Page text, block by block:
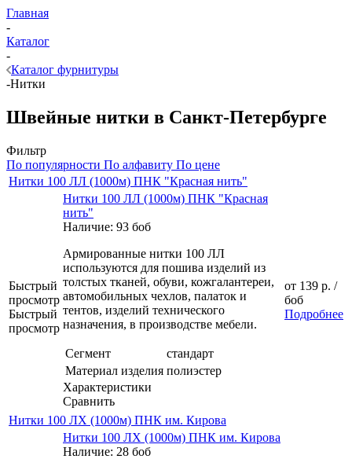
Главная
-
Каталог
-
Каталог фурнитуры
-Нитки
Швейные нитки в Санкт-Петербурге
Фильтр
По популярности По алфавиту По цене
Нитки 100 ЛЛ (1000м) ПНК "Красная нить"
Быстрый
просмотр
Быстрый
просмотр
Нитки 100 ЛЛ (1000м) ПНК "Красная
нить"
Наличие: 93 боб
Армированные нитки 100 ЛЛ
используются для пошива изделий из
толстых тканей, обуви, кожгалантереи,
автомобильных чехлов, палаток и
тентов, изделий технического
назначения, в производстве мебели.
Сегмент
стандарт
Материал изделия полиэстер
Характеристики
Сравнить
от 139 р. /
боб
Подробнее
Нитки 100 ЛХ (1000м) ПНК им. Кирова
Нитки 100 ЛХ (1000м) ПНК им. Кирова
Наличие: 28 боб